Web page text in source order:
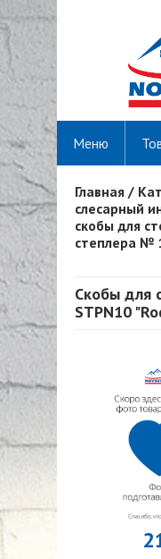
Меню
Вы здесь
Главная /
слесарный
скобы для
степлера №
Скобы для
STPN10